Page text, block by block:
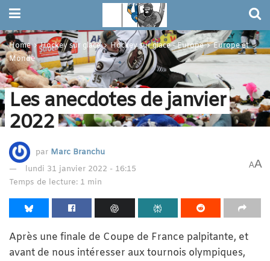
Home Hockey sur glace Hockey sur glace - Europe
Europe et
Monde
Les anecdotes de janvier
2022
par Marc Branchu
lundi 31 janvier 2022 - 16:15
Temps de lecture: 1 min
AA
Après une finale de Coupe de France palpitante, et
avant de nous intéresser aux tournois olympiques,